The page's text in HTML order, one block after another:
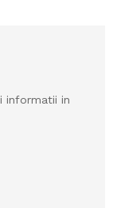
informatii in